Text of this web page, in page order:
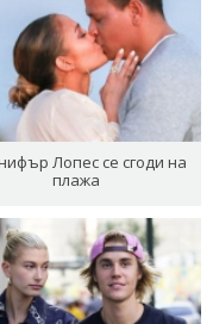
Лопес се сгоди на
плажа